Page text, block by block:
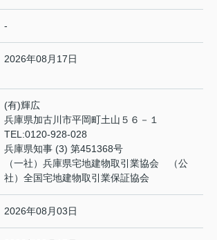
-
2026年08月17日
(有)輝広
兵庫県加古川市平岡町土山５６－１
TEL:0120-928-028
兵庫県知事 (3) 第451368号
（一社）兵庫県宅地建物取引業協会 （公
社）全国宅地建物取引業保証協会
2026年08月03日